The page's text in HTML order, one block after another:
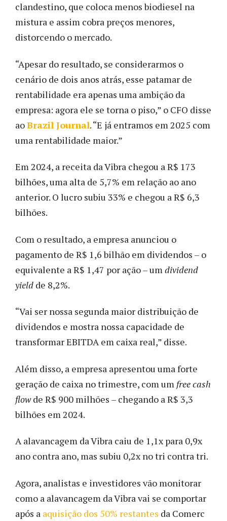
clandestino, que coloca menos biodiesel na
mistura e assim cobra preços menores,
distorcendo o mercado.
“Apesar do resultado, se considerarmos o
cenário de dois anos atrás, esse patamar de
rentabilidade era apenas uma ambição da
empresa: agora ele se torna o piso,” o CFO disse
aoBrazil Journal. “E já entramos em 2025 com
uma rentabilidade maior.”
Em 2024, a receita da Vibra chegou a R$ 173
bilhões, uma alta de 5,7% em relação ao ano
anterior. O lucro subiu 33% e chegou a R$ 6,3
bilhões.
Com o resultado, a empresa anunciou o
pagamento de R$ 1,6 bilhão em dividendos – o
equivalente a R$ 1,47 por ação – umdividend
yield de 8,2%.
“Vai ser nossa segunda maior distribuição de
dividendos e mostra nossa capacidade de
transformar EBITDA em caixa real,” disse.
Além disso, a empresa apresentou uma forte
geração de caixa no trimestre, com um free cash
flowde R$ 900 milhões – chegando a R$ 3,3
bilhões em 2024.
A alavancagem da Vibra caiu de 1,1x para 0,9x
ano contra ano, mas subiu 0,2x no tri contra tri.
Agora, analistas e investidores vão monitorar
como a alavancagem da Vibra vai se comportar
após a aquisição dos 50% restantes da Comerc